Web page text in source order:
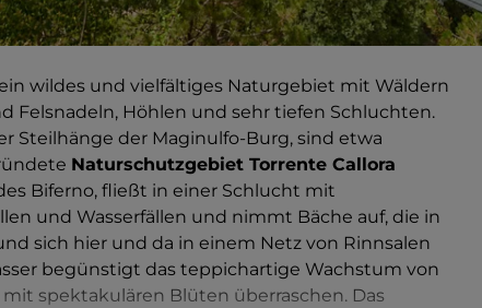
wildes und vielfältiges Naturgebiet mit Wäldern
Felsnadeln, Höhlen und sehr tiefen Schluchten.
Steilhänge der Maginulfo-Burg, sind etwa
Naturschutzgebiet Torrente Callora
Biferno, fließt in einer Schlucht mit
und Wasserfällen und nimmt Bäche auf, die in
sich hier und da in einem Netz von Rinnsalen
begünstigt das teppichartige Wachstum von
spektakulären Blüten überraschen. Das